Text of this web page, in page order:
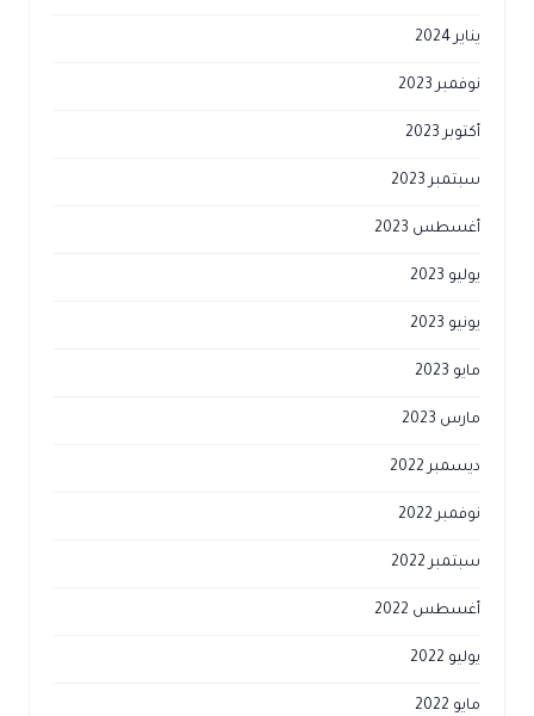
يناير 2024
نوفمبر 2023
أكتوبر 2023
سبتمبر 2023
أغسطس 2023
يوليو 2023
يونيو 2023
مايو 2023
مارس 2023
ديسمبر 2022
نوفمبر 2022
سبتمبر 2022
أغسطس 2022
يوليو 2022
مايو 2022